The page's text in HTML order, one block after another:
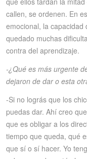
callen, se ordenen. En
emocional, la
quedado muchas
contra del aprendizaje.
-¿Qué es más urgente
dejaron de dar o esta
-Si no lográs que los
puedas dar. Ahí creo
que es obligar a los
tiempo que queda, qué
que sí o sí hacer. Yo